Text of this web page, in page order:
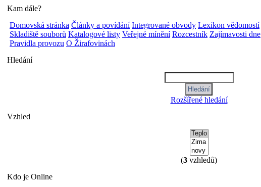
Kam dále?
Domovská stránka Články a povídání Integrované obvody Lexikon vědomostí
Skladiště souborů Katalogové listy Veřejné mínění Rozcestník Zajímavosti dne
Pravidla provozu O Žirafovinách
Hledání
Rozšířené hledání
Vzhled
(3 vzhledů)
Kdo je Online